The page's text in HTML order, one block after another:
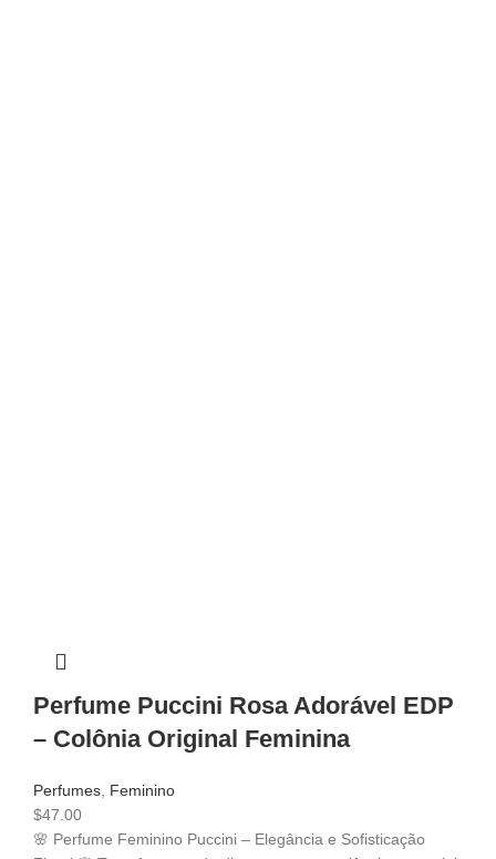
Perfume Puccini Rosa Adorável EDP
– Colônia Original Feminina
Perfumes Feminino
$47.00
🌸 Perfume Feminino Puccini – Elegância e Sofisticação